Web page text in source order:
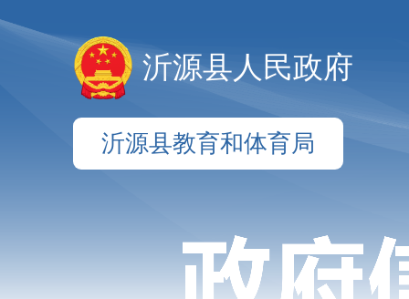
沂源县人民政府
沂源县教育和体育局